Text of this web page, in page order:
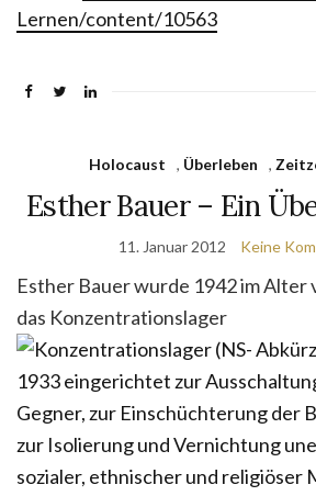
Lernen/content/10563
Holocaust , Überleben ,
Esther Bauer – Ein
11. Januar 2012 Keine
Esther Bauer wurde 1942 im Alter
das Konzentrationslager